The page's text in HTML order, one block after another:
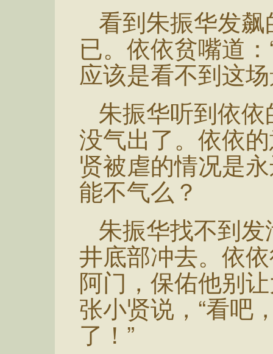
看到朱振华发
已。依依贫嘴道
应该是看不到这
朱振华听到依
没气出了。依依
贤被虐的情况是
能不气么？
朱振华找不到
井底部冲去。依
阿门，保佑他别
张小贤说，“看吧
了！”